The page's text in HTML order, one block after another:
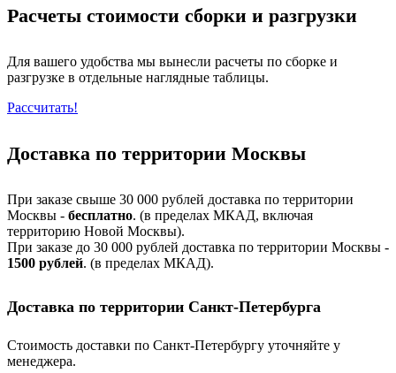
Расчеты стоимости сборки и разгрузки
Для вашего удобства мы вынесли расчеты по сборке и
разгрузке в отдельные наглядные таблицы.
Рассчитать!
Доставка по территории Москвы
При заказе свыше 30 000 рублей доставка по территории
Москвы - бесплатно. (в пределах МКАД, включая
территорию Новой Москвы).
При заказе до 30 000 рублей доставка по территории Москвы -
1500 рублей. (в пределах МКАД).
Доставка по территории Санкт-Петербурга
Стоимость доставки по Санкт-Петербургу уточняйте у
менеджера.